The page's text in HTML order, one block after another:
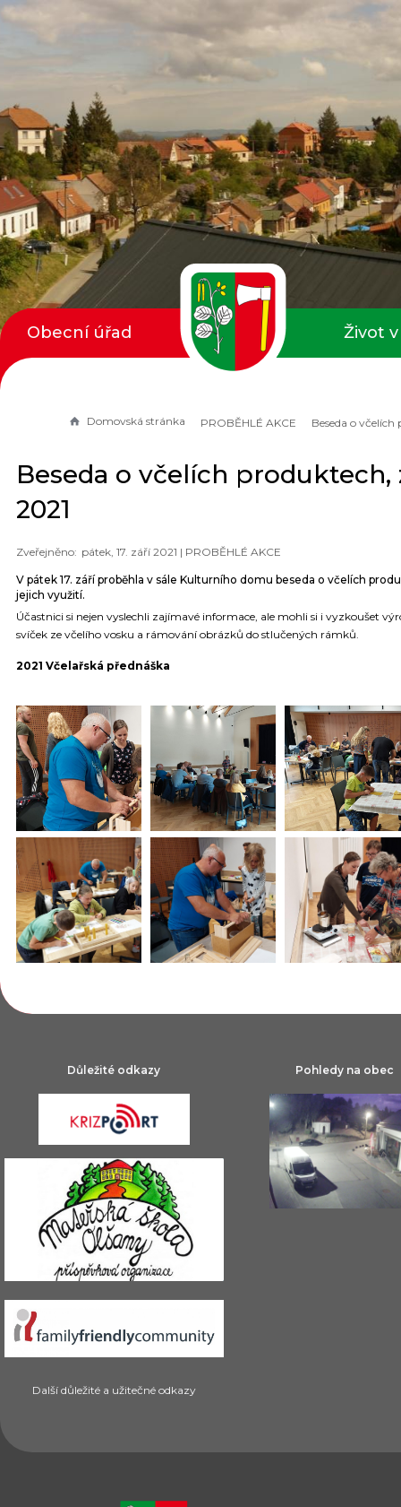
Domovská stránka PROBĚHLÉ AKCE
Beseda o včelích produktech,
2021
pátek, 17. září 2021 | PROBĚHLÉ AKCE
V pátek 17. září proběhla v sále Kulturního domu beseda o včelích
jejich využití.
Účastnici si nejen vyslechli zajímavé informace, ale mohli si i vyzkoušet
svíček ze včelího vosku a rámování obrázků do stlučených rámků.
2021 Včelařská přednáška
Obecní úřad Život
Důležité odkazy
Další důležité a užitečné odkazy
Pohledy na obec